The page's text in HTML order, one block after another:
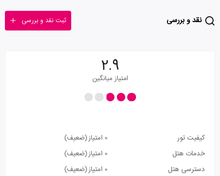
نقد و بررسی ثبت نقد و بررسی
2.9
امتیاز میانگین
کیفیت تور 0 امتیاز
(ضعیف)
خدمات هتل
0 امتیاز
(ضعیف)
دسترسی هتل
0 امتیاز
(ضعیف)